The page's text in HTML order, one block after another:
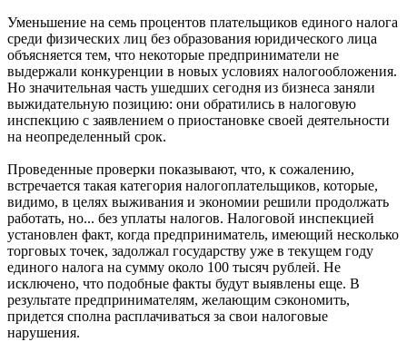
Уменьшение на семь процентов плательщиков единого налога
среди физических лиц без образования юридического лица
объясняется тем, что некоторые предприниматели не
выдержали конкуренции в новых условиях налогообложения.
Но значительная часть ушедших сегодня из бизнеса заняли
выжидательную позицию: они обратились в налоговую
инспекцию с заявлением о приостановке своей деятельности
на неопределенный срок.
Проведенные проверки показывают, что, к сожалению,
встречается такая категория налогоплательщиков, которые,
видимо, в целях выживания и экономии решили продолжать
работать, но... без уплаты налогов. Налоговой инспекцией
установлен факт, когда предприниматель, имеющий несколько
торговых точек, задолжал государству уже в текущем году
единого налога на сумму около 100 тысяч рублей. Не
исключено, что подобные факты будут выявлены еще. В
результате предпринимателям, желающим сэкономить,
придется сполна расплачиваться за свои налоговые
нарушения.